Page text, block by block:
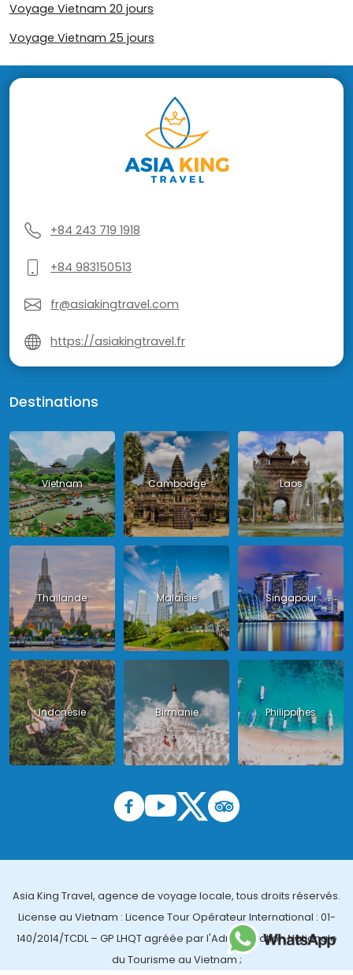
Voyage Vietnam 20 jours
Voyage Vietnam 25 jours
+84 243 719 1918
+84 983150513
fr@asiakingtravel.com
https://asiakingtravel.fr
Destinations
Vietnam Cambodge Laos
Thailande Malaisie Singapour
Indonésie Birmanie Philippines
Asia King Travel, agence de voyage locale, tous droits réservés.
License au Vietnam : Licence Tour Opérateur International : 01-
140/2014/TCDL – GP LHQT agréée par l'Administration Nationale
du Tourisme au Vietnam ;